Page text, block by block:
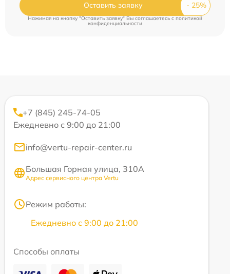
Оставить заявку
Нажимая на кнопку "Оставить заявку" Вы соглашаетесь cполитикой
конфиденциальности
+7 (845) 245-74-05
Ежедневно с 9:00 до 21:00
info@vertu-repair-center.ru
Большая Горная улица, 310А
Адрес сервисного центра Vertu
Режим работы:
Ежедневно с 9:00 до 21:00
Способы оплаты